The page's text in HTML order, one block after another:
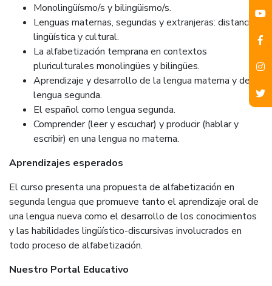
Monolingüísmo/s y bilingüismo/s.
Lenguas maternas, segundas y extranjeras: distancias
lingüística y cultural.
La alfabetización temprana en contextos
pluriculturales monolingües y bilingües.
Aprendizaje y desarrollo de la lengua materna y de la
lengua segunda.
El español como lengua segunda.
Comprender (leer y escuchar) y producir (hablar y
escribir) en una lengua no materna.
Aprendizajes esperados
El curso presenta una propuesta de alfabetización en
segunda lengua que promueve tanto el aprendizaje oral de
una lengua nueva como el desarrollo de los conocimientos
y las habilidades lingüístico-discursivas involucrados en
todo proceso de alfabetización.
Nuestro Portal Educativo